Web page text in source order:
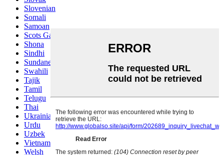
Slovenian
Somali
Samoan
Scots Gaelic
Shona
Sindhi
Sundanese
Swahili
Tajik
Tamil
Telugu
Thai
Ukrainian
Urdu
Uzbek
Vietnamese
Welsh